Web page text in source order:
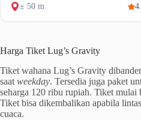
± 50 m
Harga Tiket Lug’s Gravity
Tiket wahana Lug’s Gravity
saat weekday. Tersedia juga paket
seharga 120 ribu rupiah. Tiket mulai
Tiket bisa dikembalikan apabila
cuaca.